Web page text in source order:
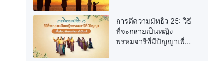
การตีความมัทธิว 25: วิธี
ที่จะกลายเป็นหญิง
พรหมจารีที่มีปัญญาเพื่อ